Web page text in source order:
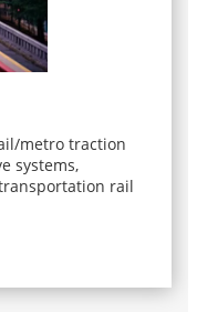
metro traction
systems,
rail